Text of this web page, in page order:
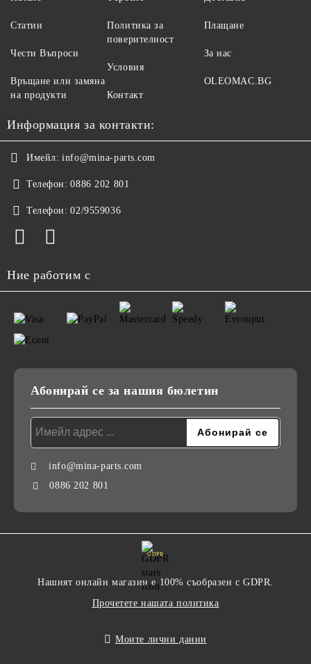
Статии
Чести Въпроси
Връщане или замяна
на продукти
Политика за
поверителност
Условия
Контакт
Плащане
За нас
OLEOMAC.BG
Информация за контакти:
Имейл: info@mina-parts.com
Телефон: 0886 202 801
Телефон: 02/9559036
Ние работим с
Абонирай се за нашия бюлетин
info@mina-parts.com
0886 202 801
GDPR
Нашият онлайн магазин е 100% съобразен с GDPR.
Прочетете нашата политика
Моите лични данни